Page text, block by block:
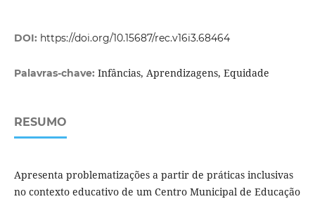
DOI: https://doi.org/10.15687/rec.v16i3.68464
Palavras-chave: Infâncias, Aprendizagens, Equidade
RESUMO
Apresenta problematizações a partir de práticas inclusivas
no contexto educativo de um Centro Municipal de Educação